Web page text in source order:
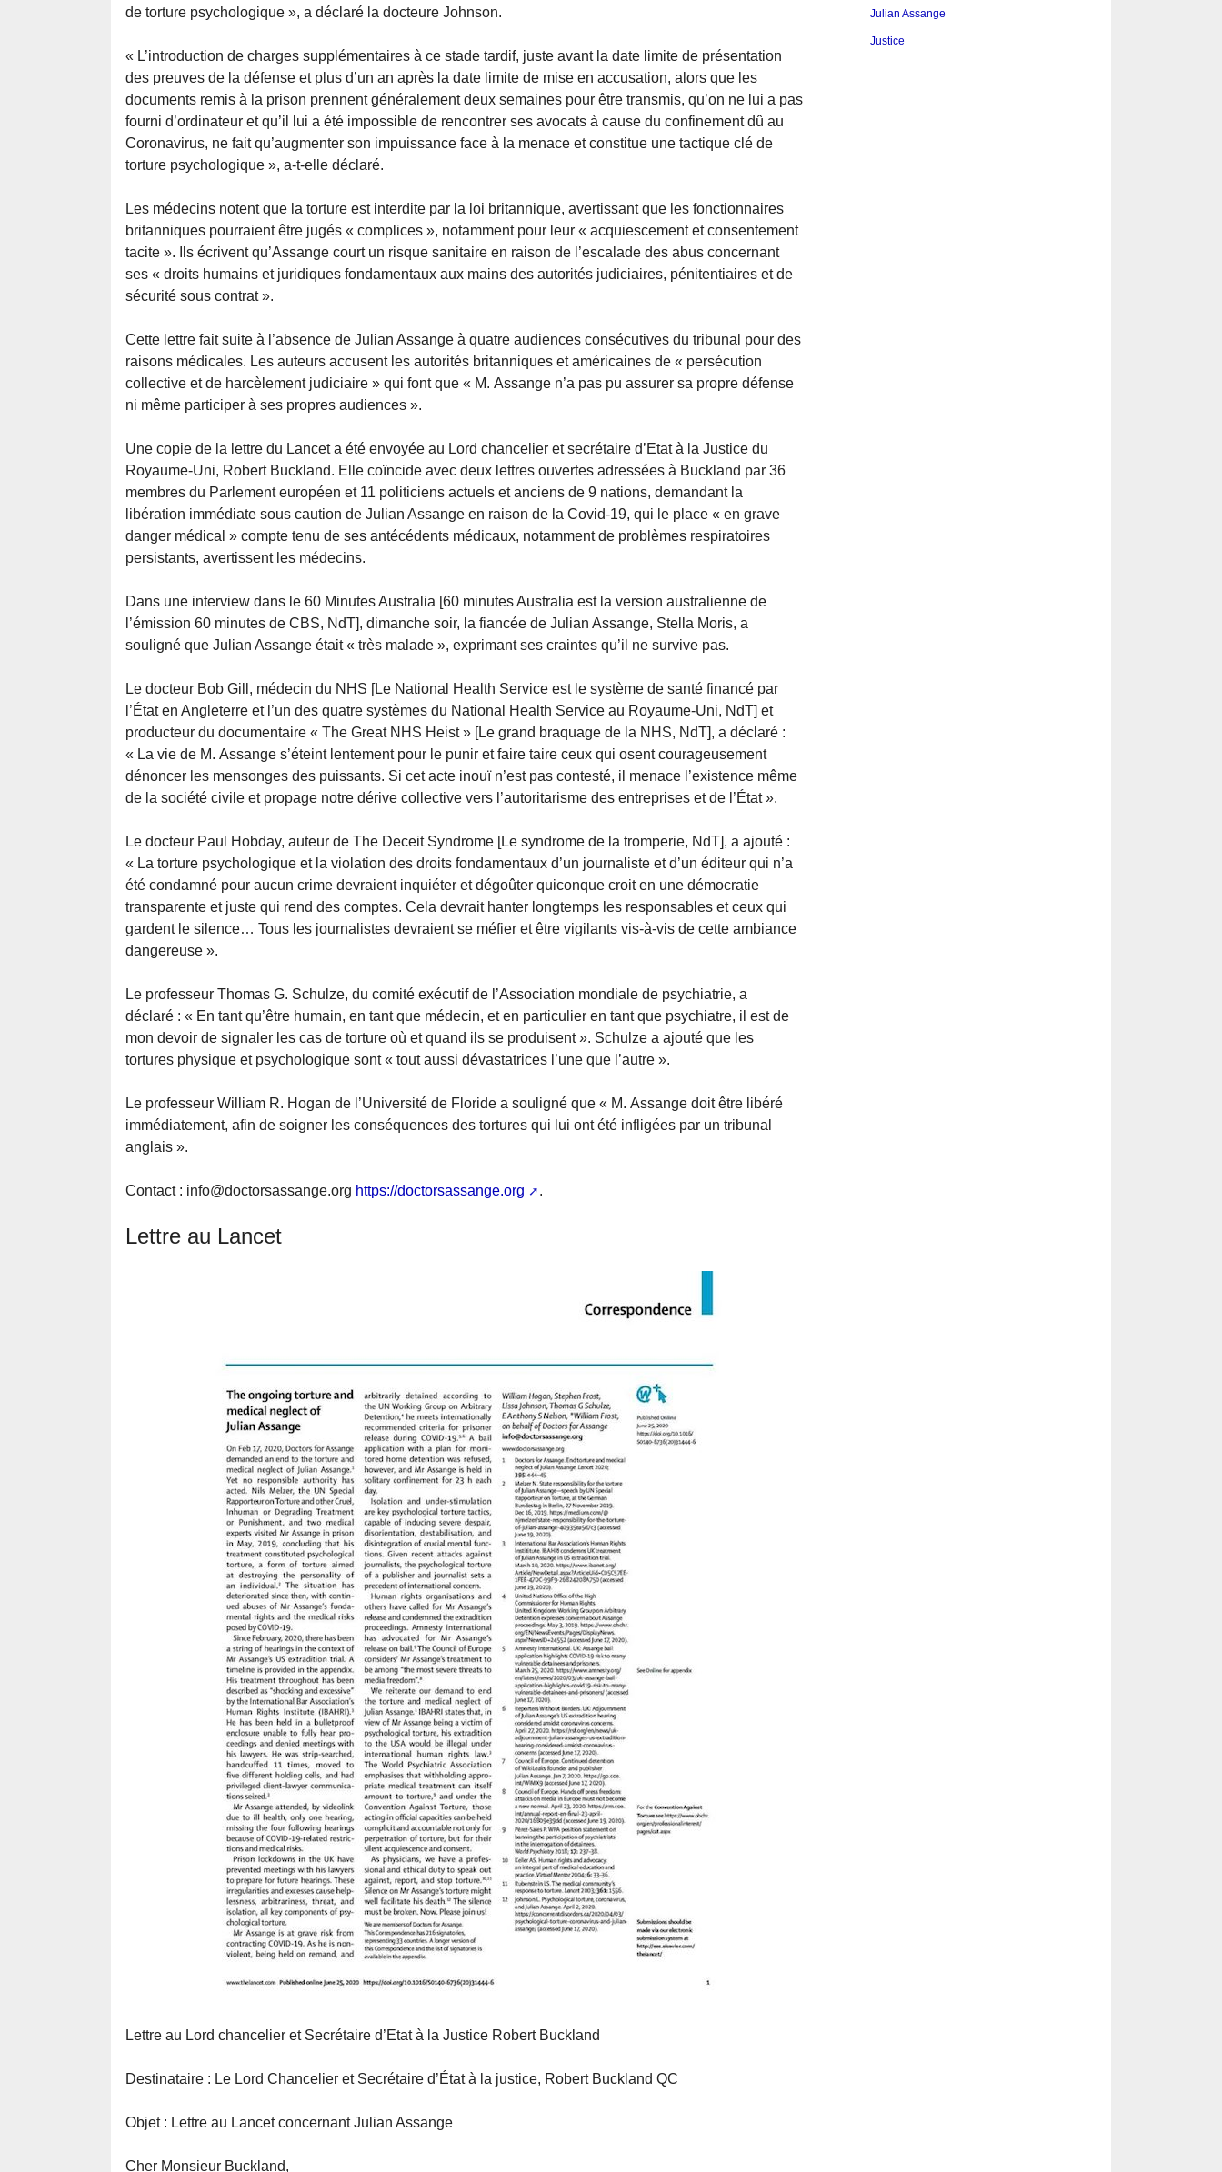
de torture psychologique », a déclaré la docteure Johnson.
« L’introduction de charges supplémentaires à ce stade tardif, juste avant la date limite de présentation
des preuves de la défense et plus d’un an après la date limite de mise en accusation, alors que les
documents remis à la prison prennent généralement deux semaines pour être transmis, qu’on ne lui a pas
fourni d’ordinateur et qu’il lui a été impossible de rencontrer ses avocats à cause du confinement dû au
Coronavirus, ne fait qu’augmenter son impuissance face à la menace et constitue une tactique clé de
torture psychologique », a-t-elle déclaré.
Les médecins notent que la torture est interdite par la loi britannique, avertissant que les fonctionnaires
britanniques pourraient être jugés « complices », notamment pour leur « acquiescement et consentement
tacite ». Ils écrivent qu’Assange court un risque sanitaire en raison de l’escalade des abus concernant
ses « droits humains et juridiques fondamentaux aux mains des autorités judiciaires, pénitentiaires et de
sécurité sous contrat ».
Cette lettre fait suite à l’absence de Julian Assange à quatre audiences consécutives du tribunal pour des
raisons médicales. Les auteurs accusent les autorités britanniques et américaines de « persécution
collective et de harcèlement judiciaire » qui font que « M. Assange n’a pas pu assurer sa propre défense
ni même participer à ses propres audiences ».
Une copie de la lettre du Lancet a été envoyée au Lord chancelier et secrétaire d’Etat à la Justice du
Royaume-Uni, Robert Buckland. Elle coïncide avec deux lettres ouvertes adressées à Buckland par 36
membres du Parlement européen et 11 politiciens actuels et anciens de 9 nations, demandant la
libération immédiate sous caution de Julian Assange en raison de la Covid-19, qui le place « en grave
danger médical » compte tenu de ses antécédents médicaux, notamment de problèmes respiratoires
persistants, avertissent les médecins.
Dans une interview dans le 60 Minutes Australia [60 minutes Australia est la version australienne de
l’émission 60 minutes de CBS, NdT], dimanche soir, la fiancée de Julian Assange, Stella Moris, a
souligné que Julian Assange était « très malade », exprimant ses craintes qu’il ne survive pas.
Le docteur Bob Gill, médecin du NHS [Le National Health Service est le système de santé financé par
l’État en Angleterre et l’un des quatre systèmes du National Health Service au Royaume-Uni, NdT] et
producteur du documentaire « The Great NHS Heist » [Le grand braquage de la NHS, NdT], a déclaré :
« La vie de M. Assange s’éteint lentement pour le punir et faire taire ceux qui osent courageusement
dénoncer les mensonges des puissants. Si cet acte inouï n’est pas contesté, il menace l’existence même
de la société civile et propage notre dérive collective vers l’autoritarisme des entreprises et de l’État ».
Le docteur Paul Hobday, auteur de The Deceit Syndrome [Le syndrome de la tromperie, NdT], a ajouté :
« La torture psychologique et la violation des droits fondamentaux d’un journaliste et d’un éditeur qui n’a
été condamné pour aucun crime devraient inquiéter et dégoûter quiconque croit en une démocratie
transparente et juste qui rend des comptes. Cela devrait hanter longtemps les responsables et ceux qui
gardent le silence… Tous les journalistes devraient se méfier et être vigilants vis-à-vis de cette ambiance
dangereuse ».
Le professeur Thomas G. Schulze, du comité exécutif de l’Association mondiale de psychiatrie, a
déclaré : « En tant qu’être humain, en tant que médecin, et en particulier en tant que psychiatre, il est de
mon devoir de signaler les cas de torture où et quand ils se produisent ». Schulze a ajouté que les
tortures physique et psychologique sont « tout aussi dévastatrices l’une que l’autre ».
Le professeur William R. Hogan de l’Université de Floride a souligné que « M. Assange doit être libéré
immédiatement, afin de soigner les conséquences des tortures qui lui ont été infligées par un tribunal
anglais ».
Contact : info@doctorsassange.org https://doctorsassange.org .
Lettre au Lancet
Lettre au Lord chancelier et Secrétaire d’Etat à la Justice Robert Buckland
Destinataire : Le Lord Chancelier et Secrétaire d’État à la justice, Robert Buckland QC
Objet : Lettre au Lancet concernant Julian Assange
Cher Monsieur Buckland,
Julian Assange
Justice